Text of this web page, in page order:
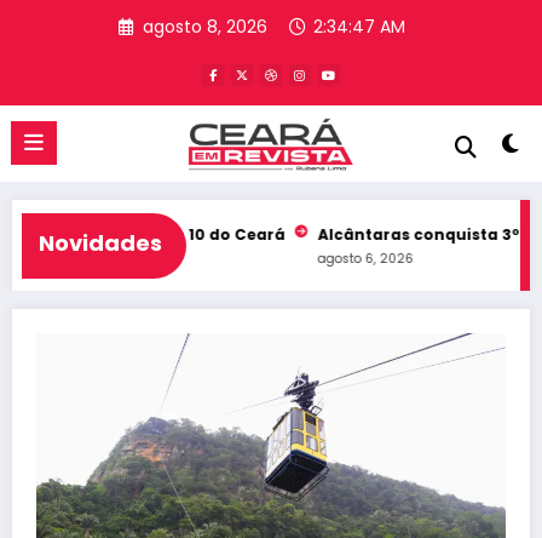
agosto 8, 2026 2:34:48 AM
Novidades
e entra no Top 10 do Ceará Alcântaras conquista 3º lugar
agosto 6, 2026